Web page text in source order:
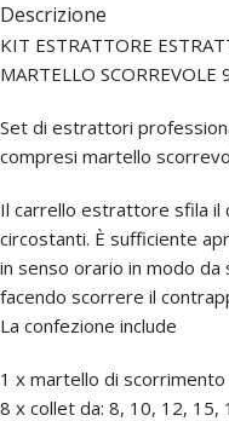
Descrizione
KIT ESTRATTORE
MARTELLO SCORREVOLE
Set di estrattori
compresi martello
Il carrello estrattore sfila il
circostanti. È sufficiente
in senso orario in modo
facendo scorrere il
La confezione include
1 x martello di scorrimento
8 x collet da: 8, 10, 12, 15,